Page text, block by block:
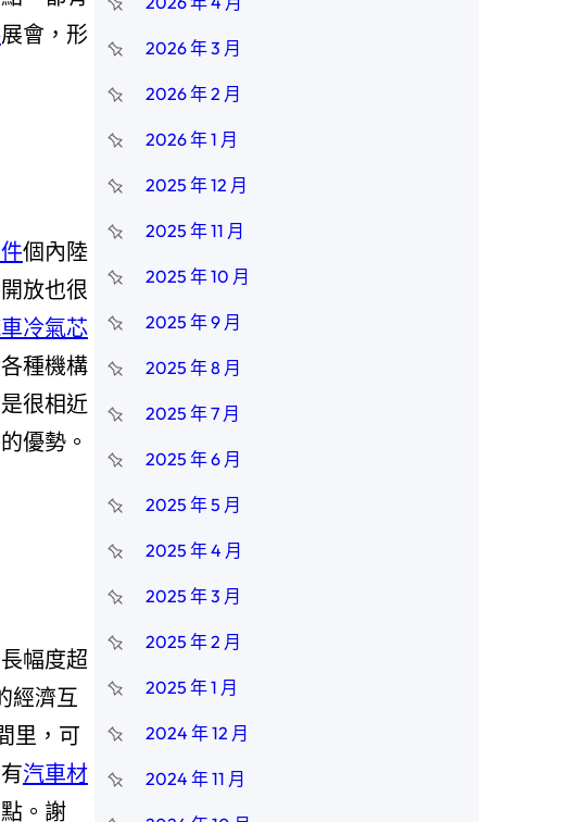
展會，形
個內陸
放也很
冷氣芯
種機構
很相近
優勢。
幅度超
經濟互
里，可
汽車材
。謝
2026 年 3 月
2026 年 2 月
2026 年 1 月
2025 年 12 月
2025 年 11 月
2025 年 10 月
2025 年 9 月
2025 年 8 月
2025 年 7 月
2025 年 6 月
2025 年 5 月
2025 年 4 月
2025 年 3 月
2025 年 2 月
2025 年 1 月
2024 年 12 月
2024 年 11 月